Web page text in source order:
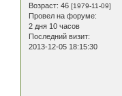
Возраст: 46 [1979-11-09]
Провел на форуме:
2 дня 10 часов
Последний визит:
2013-12-05 18:15:30